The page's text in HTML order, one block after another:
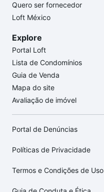
Quero ser fornecedor
Loft México
Explore
Portal Loft
Lista de Condomínios
Guia de Venda
Mapa do site
Avaliação de imóvel
Portal de Denúncias
Políticas de Privacidade
Termos e Condições de Uso